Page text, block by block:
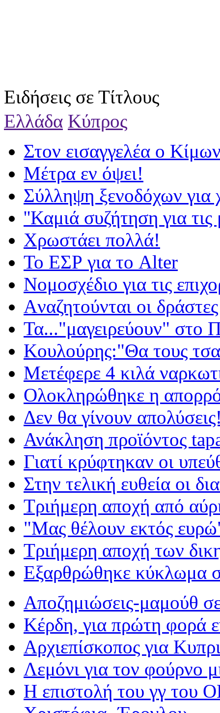
Ειδήσεις σε Τίτλους
Ελλάδα Κύπρος
Στον εισαγγελέα ο
Μέτρα εν όψει!
Σύλληψη ξενοδόχων για
''Καμιά συζήτηση για τις
Χρωστάει πολλά!
Το EΣΡ για το Alter
Νομοσχέδιο για τις
Aναζητούνται οι
Τα..."μαγειρεύουν"
Κουλούρης:"Θα τους
Mετέφερε 4 κιλά
Ολοκληρώθηκε η
Δεν θα γίνουν
Ανάκληση προϊόντος
Γιατί κρύφτηκαν οι
Στην τελική ευθεία οι
Τριήμερη αποχή από
"Μας θέλουν εκτός
Τριήμερη αποχή των
Εξαρθρώθηκε κύκλωμα
Αποζημιώσεις-μαμούθ
Κέρδη, για πρώτη φορά
Αρχιεπίσκοπος για
Λεμόνι για τον φούρνο
Η επιστολή του γγ